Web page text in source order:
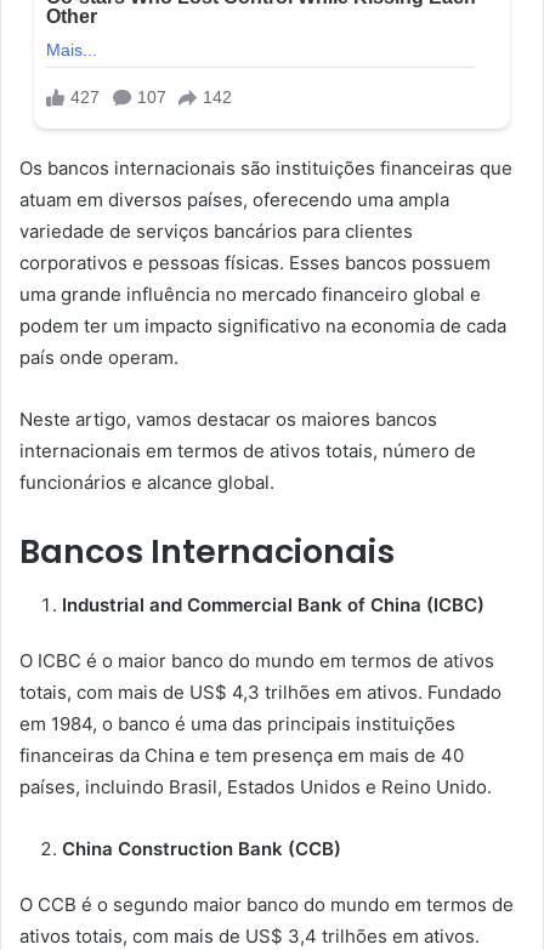
Os bancos internacionais são instituições financeiras que
atuam em diversos países, oferecendo uma ampla
variedade de serviços bancários para clientes
corporativos e pessoas físicas. Esses bancos possuem
uma grande influência no mercado financeiro global e
podem ter um impacto significativo na economia de cada
país onde operam.
Neste artigo, vamos destacar os maiores bancos
internacionais em termos de ativos totais, número de
funcionários e alcance global.
Bancos Internacionais
Industrial and Commercial Bank of China (ICBC)
O ICBC é o maior banco do mundo em termos de ativos
totais, com mais de US$ 4,3 trilhões em ativos. Fundado
em 1984, o banco é uma das principais instituições
financeiras da China e tem presença em mais de 40
países, incluindo Brasil, Estados Unidos e Reino Unido.
China Construction Bank (CCB)
O CCB é o segundo maior banco do mundo em termos de
ativos totais, com mais de US$ 3,4 trilhões em ativos.